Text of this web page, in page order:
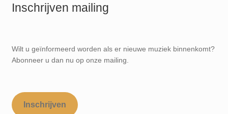
Inschrijven mailing
Wilt u geïnformeerd worden als er nieuwe muziek binnenkomt?
Abonneer u dan nu op onze mailing.
Inschrijven